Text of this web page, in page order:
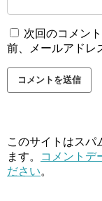
次回のコメン
前、メールアドレ
このサイトはスパ
ます。
コメントデ
ださい。